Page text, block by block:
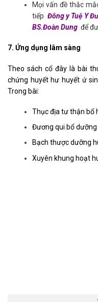
Mọi vấn đề thắc
tiếp Đông y Tuệ Y
BS.Đoàn Dung để
7. Ứng dụng lâm sàng
Theo sách cổ đây là bài
chứng huyết hư huyết ứ
Trong bài:
Thục địa tư thận bổ
Đương qui bổ dưỡng
Bạch thược dưỡng
Xuyên khung hoạt